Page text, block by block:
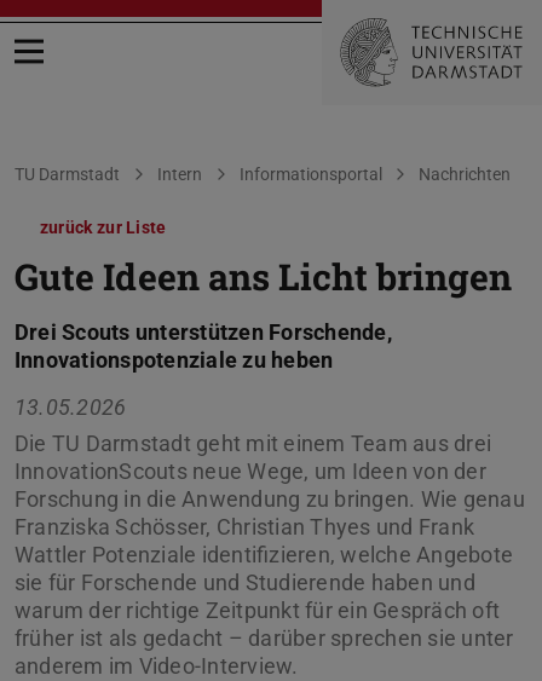
Menü öffnen
Sie befinden sich hier:
TU Darmstadt Intern Informationsportal Nachrichten
zurück zur Liste
Gute Ideen ans Licht bringen
Drei Scouts unterstützen Forschende,
Innovationspotenziale zu heben
13.05.2026
Die TU Darmstadt geht mit einem Team aus drei
InnovationScouts neue Wege, um Ideen von der
Forschung in die Anwendung zu bringen. Wie genau
Franziska Schösser, Christian Thyes und Frank
Wattler Potenziale identifizieren, welche Angebote
sie für Forschende und Studierende haben und
warum der richtige Zeitpunkt für ein Gespräch oft
früher ist als gedacht – darüber sprechen sie unter
anderem im Video-Interview.